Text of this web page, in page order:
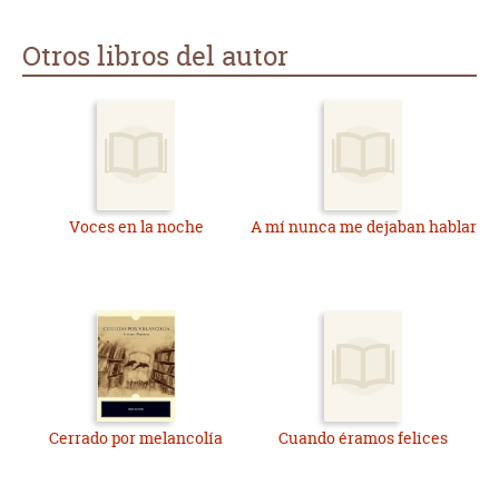
Otros libros del autor
Voces en la noche A mí nunca me dejaban hablar
Cerrado por melancolía Cuando éramos felices